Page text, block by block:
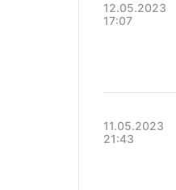
12.05.2023
17:07
11.05.2023
21:43